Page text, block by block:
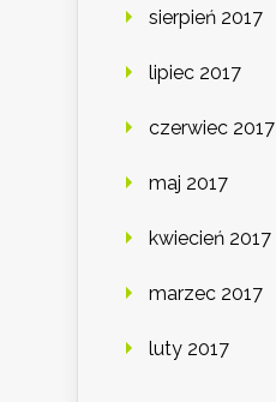
sierpień 2017
lipiec 2017
czerwiec 2017
maj 2017
kwiecień 2017
marzec 2017
luty 2017